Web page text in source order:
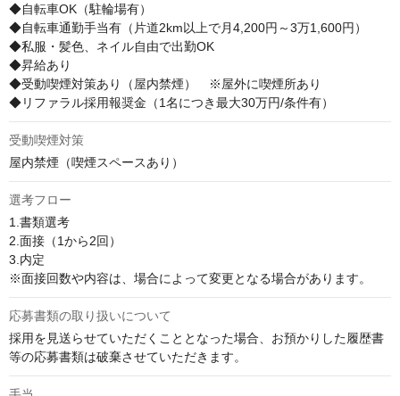
◆自転車OK（駐輪場有）
◆自転車通勤手当有（片道2km以上で月4,200円～3万1,600円）
◆私服・髪色、ネイル自由で出勤OK
◆昇給あり
◆受動喫煙対策あり（屋内禁煙）　※屋外に喫煙所あり
◆リファラル採用報奨金（1名につき最大30万円/条件有）
受動喫煙対策
屋内禁煙（喫煙スペースあり）
選考フロー
1.書類選考
2.面接（1から2回）
3.内定
※面接回数や内容は、場合によって変更となる場合があります。
応募書類の取り扱いについて
採用を見送らせていただくこととなった場合、お預かりした履歴書
等の応募書類は破棄させていただきます。